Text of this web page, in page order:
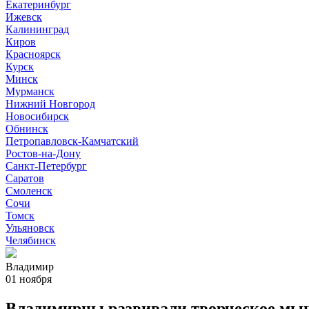
Екатеринбург
Ижевск
Калининград
Киров
Красноярск
Курск
Минск
Мурманск
Нижний Новгород
Новосибирск
Обнинск
Петропавловск-Камчатский
Ростов-на-Дону
Санкт-Петербург
Саратов
Смоленск
Сочи
Томск
Ульяновск
Челябинск
Владимир
01 ноября